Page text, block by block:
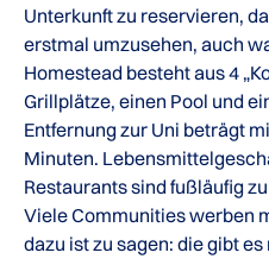
Unterkunft zu reservieren,
erstmal umzusehen, auch
Homestead besteht aus 4
Grillplätze, einen Pool und
Entfernung zur Uni beträgt
Minuten.
Restaurants sind fußläufig
Viele Communities werben
dazu ist zu sagen: die gibt